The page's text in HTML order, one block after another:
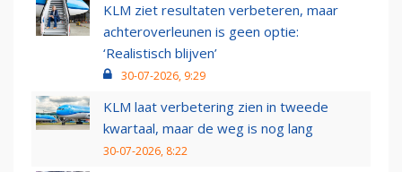
KLM ziet resultaten verbeteren, maar
achteroverleunen is geen optie:
‘Realistisch blijven’
30-07-2026, 9:29
KLM laat verbetering zien in tweede
kwartaal, maar de weg is nog lang
30-07-2026, 8:22